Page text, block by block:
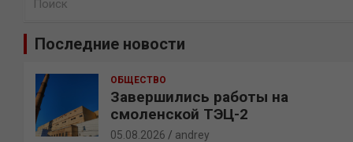
Последние новости
ОБЩЕСТВО
Завершились работы на
смоленской ТЭЦ-2
05.08.2026 andrey